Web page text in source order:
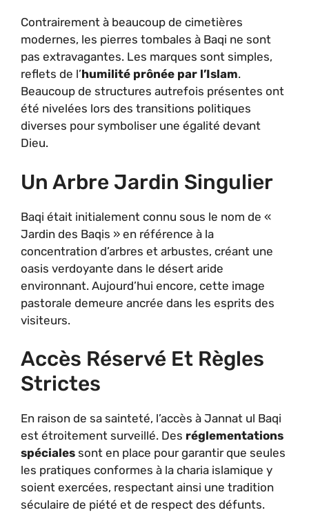
Contrairement à beaucoup de cimetières
modernes, les pierres tombales à Baqi ne sont
pas extravagantes. Les marques sont simples,
reflets de l’humilité prônée par l’Islam.
Beaucoup de structures autrefois présentes ont
été nivelées lors des transitions politiques
diverses pour symboliser une égalité devant
Dieu.
Un Arbre Jardin Singulier
Baqi était initialement connu sous le nom de «
Jardin des Baqis » en référence à la
concentration d’arbres et arbustes, créant une
oasis verdoyante dans le désert aride
environnant. Aujourd’hui encore, cette image
pastorale demeure ancrée dans les esprits des
visiteurs.
Accès Réservé Et Règles
Strictes
En raison de sa sainteté, l’accès à Jannat ul Baqi
est étroitement surveillé. Des réglementations
spéciales sont en place pour garantir que seules
les pratiques conformes à la charia islamique y
soient exercées, respectant ainsi une tradition
séculaire de piété et de respect des défunts.